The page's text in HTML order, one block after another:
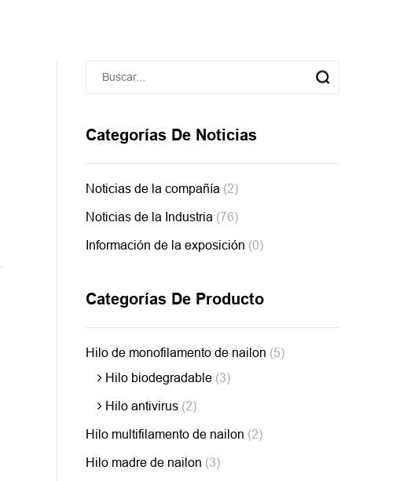
Categorías De Noticias
Noticias de la compañía (2)
Noticias de la Industria (76)
Información de la exposición (0)
Categorías De Producto
Hilo de monofilamento de nailon (5)
Hilo biodegradable (3)
Hilo antivirus (2)
Hilo multifilamento de nailon (2)
Hilo madre de nailon (3)